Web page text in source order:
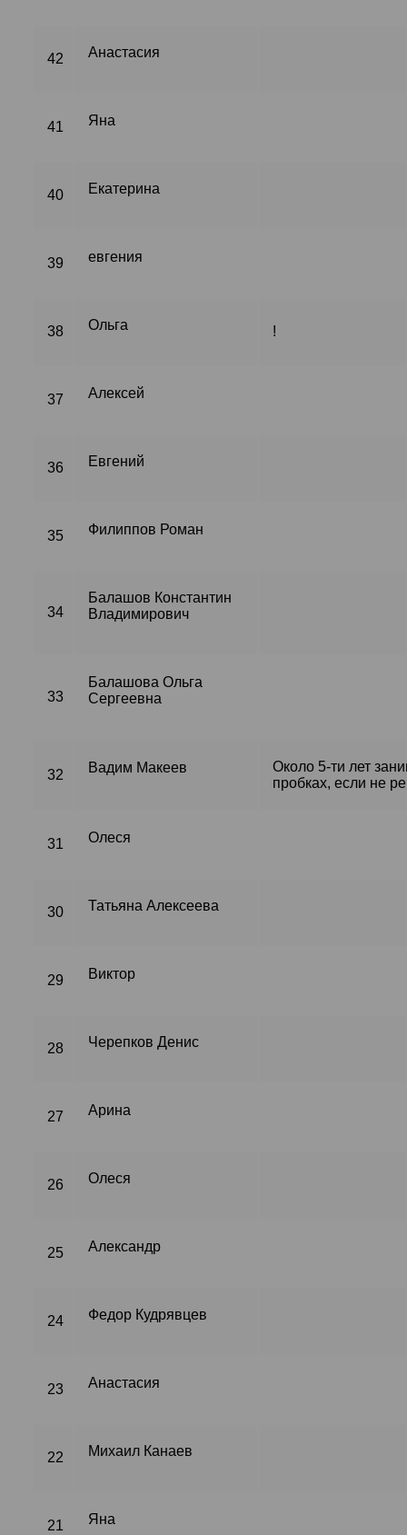
42 Анастасия
41 Яна
40 Екатерина
39 евгения
38 Ольга !
37 Алексей
36 Евгений
35 Филиппов Роман
34
Балашов Константин
Владимирович
33
Балашова Ольга
Сергеевна
32 Вадим Макеев
Около 5-ти лет
пробках, если не
31 Олеся
30 Татьяна Алексеева
29 Виктор
28 Черепков Денис
27 Арина
26 Олеся
25 Александр
24 Федор Кудрявцев
23 Анастасия
22 Михаил Канаев
21 Яна